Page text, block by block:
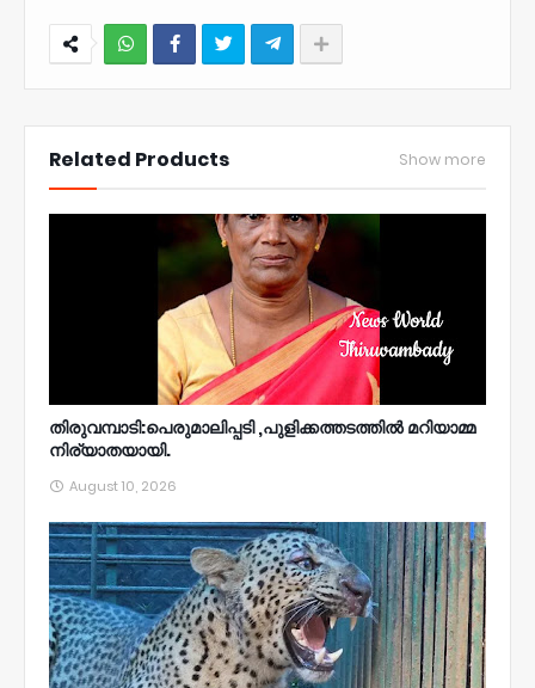
Related Products Show more
തിരുവമ്പാടി:പെരുമാലിപ്പടി ,പുളിക്കത്തടത്തിൽ മറിയാമ്മ
നിര്യാതയായി.
August 10, 2026